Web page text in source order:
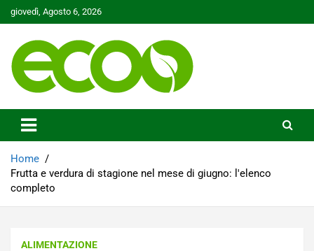
Skip
to
giovedì, Agosto 6, 2026
Ecoo.it
Home
Frutta e verdura di stagione nel mese di giugno: l'elenco
completo
ALIMENTAZIONE